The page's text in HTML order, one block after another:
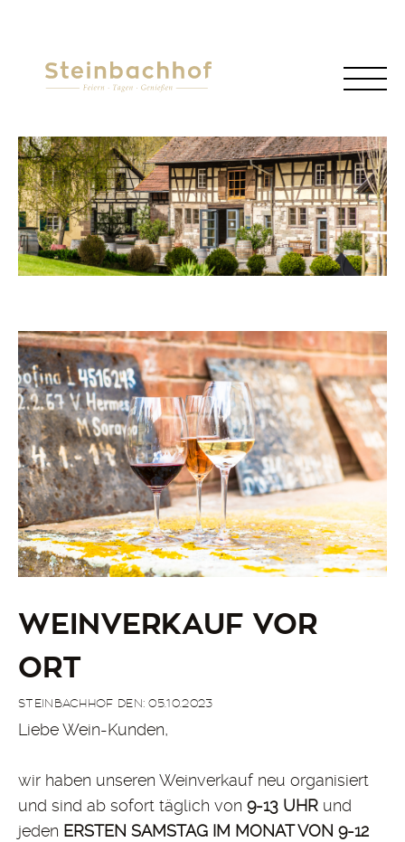
WEINVERKAUF VOR
ORT
STEINBACHHOF DEN: 05.10.2023
Liebe Wein-Kunden,
wir haben unseren Weinverkauf neu organisiert
und sind ab sofort täglich von 9-13 UHR und
jeden ERSTEN SAMSTAG IM MONAT VON 9-12